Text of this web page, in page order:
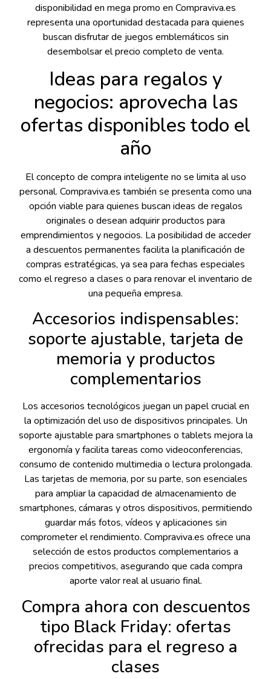
disponibilidad en mega promo en Compraviva.es
representa una oportunidad destacada para quienes
buscan disfrutar de juegos emblemáticos sin
desembolsar el precio completo de venta.
Ideas para regalos y
negocios: aprovecha las
ofertas disponibles todo el
año
El concepto de compra inteligente no se limita al uso
personal. Compraviva.es también se presenta como una
opción viable para quienes buscan ideas de regalos
originales o desean adquirir productos para
emprendimientos y negocios. La posibilidad de acceder
a descuentos permanentes facilita la planificación de
compras estratégicas, ya sea para fechas especiales
como el regreso a clases o para renovar el inventario de
una pequeña empresa.
Accesorios indispensables:
soporte ajustable, tarjeta de
memoria y productos
complementarios
Los accesorios tecnológicos juegan un papel crucial en
la optimización del uso de dispositivos principales. Un
soporte ajustable para smartphones o tablets mejora la
ergonomía y facilita tareas como videoconferencias,
consumo de contenido multimedia o lectura prolongada.
Las tarjetas de memoria, por su parte, son esenciales
para ampliar la capacidad de almacenamiento de
smartphones, cámaras y otros dispositivos, permitiendo
guardar más fotos, vídeos y aplicaciones sin
comprometer el rendimiento. Compraviva.es ofrece una
selección de estos productos complementarios a
precios competitivos, asegurando que cada compra
aporte valor real al usuario final.
Compra ahora con descuentos
tipo Black Friday: ofertas
ofrecidas para el regreso a
clases